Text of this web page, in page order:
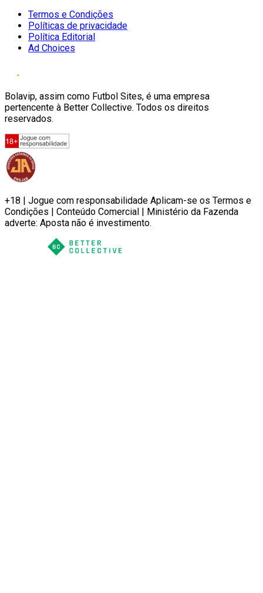
Termos e Condições
Políticas de privacidade
Política Editorial
Ad Choices
Bolavip, assim como Futbol Sites, é uma empresa
pertencente à Better Collective. Todos os direitos
reservados.
+18 | Jogue com responsabilidade Aplicam-se os Termos e
Condições | Conteúdo Comercial | Ministério da Fazenda
adverte: Aposta não é investimento.